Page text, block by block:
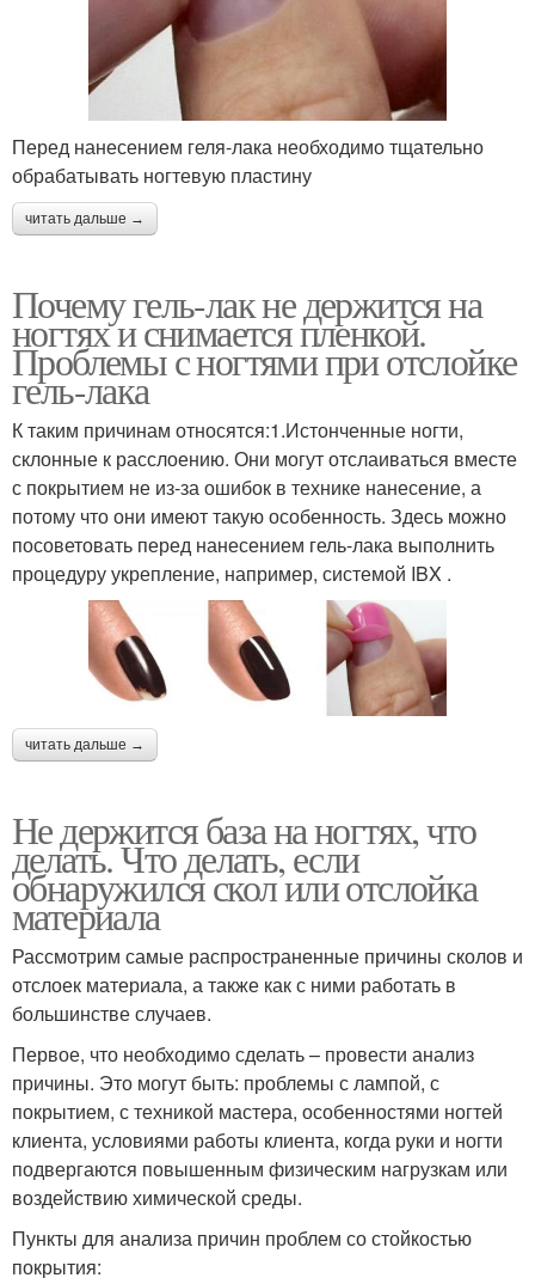
Перед нанесением геля-лака необходимо тщательно
обрабатывать ногтевую пластину
читать дальше →
Почему гель-лак не держится на
ногтях и снимается пленкой.
Проблемы с ногтями при отслойке
гель-лака
К таким причинам относятся:1.Истонченные ногти,
склонные к расслоению. Они могут отслаиваться вместе
с покрытием не из-за ошибок в технике нанесение, а
потому что они имеют такую особенность. Здесь можно
посоветовать перед нанесением гель-лака выполнить
процедуру укрепление, например, системой IBX .
читать дальше →
Не держится база на ногтях, что
делать. Что делать, если
обнаружился скол или отслойка
материала
Рассмотрим самые распространенные причины сколов и
отслоек материала, а также как с ними работать в
большинстве случаев.
Первое, что необходимо сделать – провести анализ
причины. Это могут быть: проблемы с лампой, с
покрытием, с техникой мастера, особенностями ногтей
клиента, условиями работы клиента, когда руки и ногти
подвергаются повышенным физическим нагрузкам или
воздействию химической среды.
Пункты для анализа причин проблем со стойкостью
покрытия: